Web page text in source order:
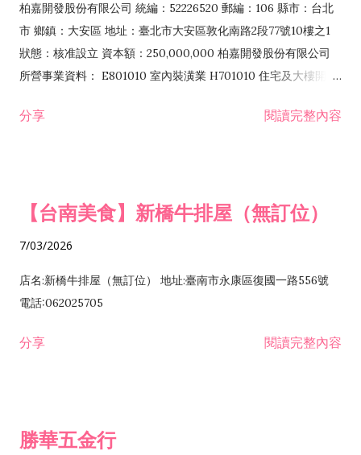
柏嘉開發股份有限公司 統編：52226520 郵編：106 縣市：台北
市 鄉鎮：大安區 地址：臺北市大安區敦化南路2段77號10樓之1
狀態：核准設立 資本額：250,000,000 柏嘉開發股份有限公司
所營事業資料： E801010 室內裝潢業 H701010 住宅及大樓開發
發業 H703090 不動產買賣業 H703100 不動產租賃業 I503010
分享 閱讀完整內容
【台南美食】新橋牛排屋（無訂位）
7/03/2026
店名:新橋牛排屋（無訂位） 地址:臺南市永康區復國一路556號
電話:062025705
分享 閱讀完整內容
勝華五金行